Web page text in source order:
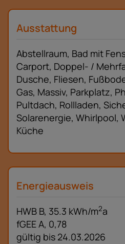
Ausstattung
Abstellraum Bad mit
Carport Doppel- /
Dusche Fliesen
Gas Massiv Parkplatz
Pultdach Rollladen
Solarenergie Whirlpool
Küche
Energieausweis
HWB B, 35.3 kWh/m2a
fGEEA, 0,78
gültig bis 24.03.2026